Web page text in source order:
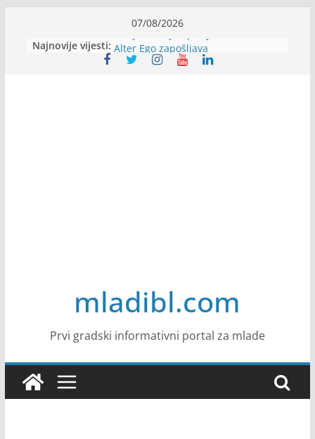
content
07/08/2026
Najnovije vijesti: Body Factory zapošljava
Alter Ego zapošljava
mladibl.com
Prvi gradski informativni portal za mlade